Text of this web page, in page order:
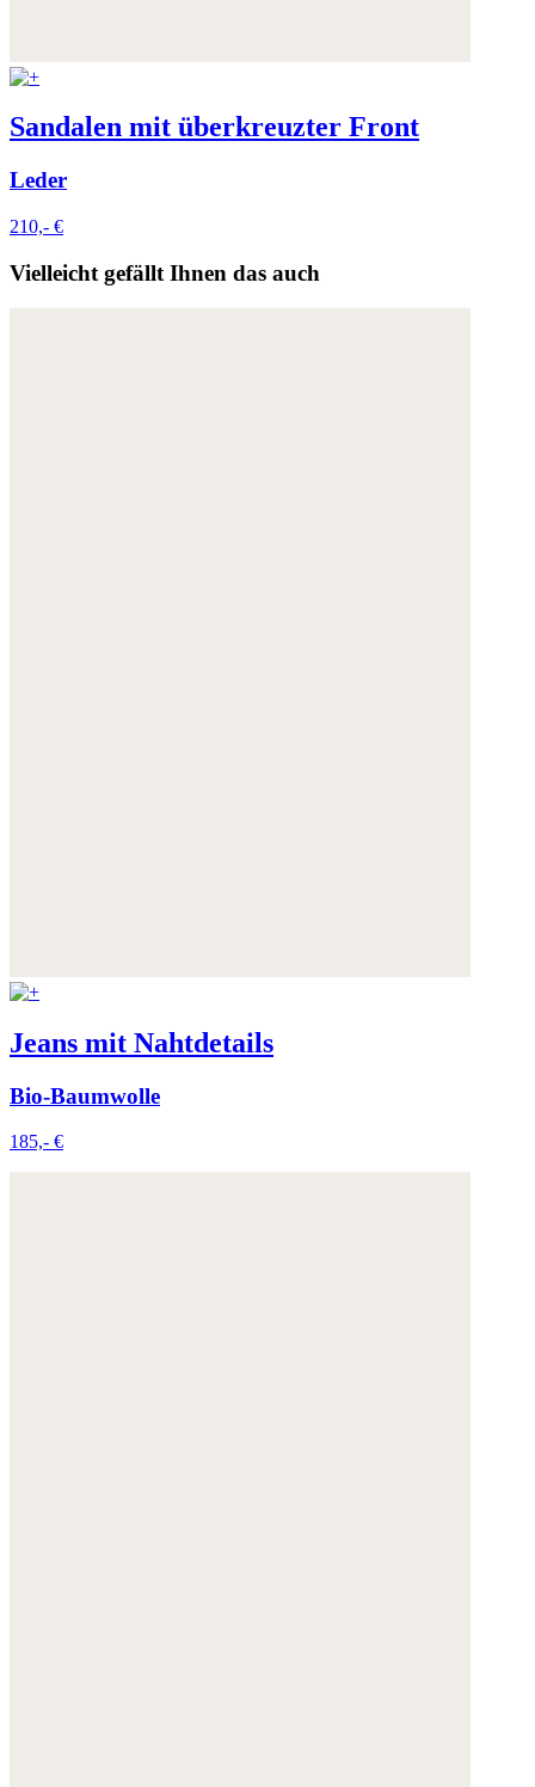
Sandalen mit überkreuzter Front
Leder
210,- €
Vielleicht gefällt Ihnen das auch
Jeans mit Nahtdetails
Bio-Baumwolle
185,- €